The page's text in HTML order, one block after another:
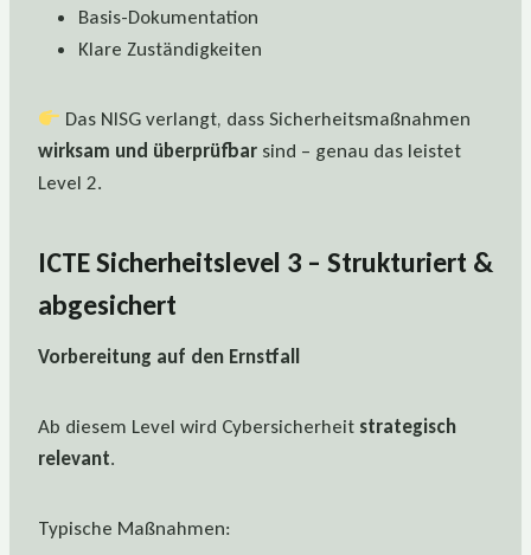
Basis-Dokumentation
Klare Zuständigkeiten
Das NISG verlangt, dass Sicherheitsmaßnahmen
wirksam und überprüfbar sind – genau das leistet
Level 2.
ICTE Sicherheitslevel 3 – Strukturiert &
abgesichert
Vorbereitung auf den Ernstfall
Ab diesem Level wird Cybersicherheit strategisch
relevant.
Typische Maßnahmen: